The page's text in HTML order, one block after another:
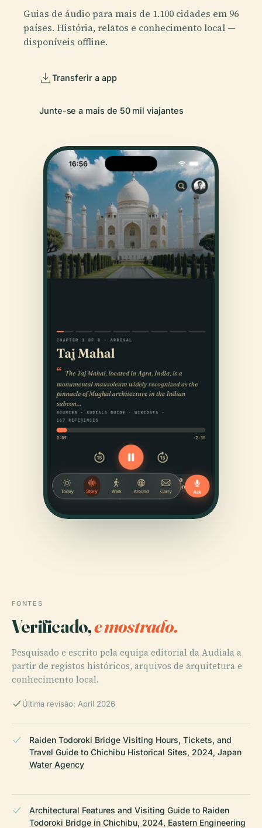
Guias de áudio para mais de 1.100 cidades em 96
países. História, relatos e conhecimento local —
disponíveis offline.
Transferir a app
Junte-se a mais de 50 mil viajantes
FONTES
Verificado,e mostrado.
Pesquisado e escrito pela equipa editorial da Audiala a
partir de registos históricos, arquivos de arquitetura e
conhecimento local.
Última revisão: April 2026
Raiden Todoroki Bridge Visiting Hours, Tickets, and
Travel Guide to Chichibu Historical Sites, 2024, Japan
Water Agency
Architectural Features and Visiting Guide to Raiden
Todoroki Bridge in Chichibu, 2024, Eastern Engineering